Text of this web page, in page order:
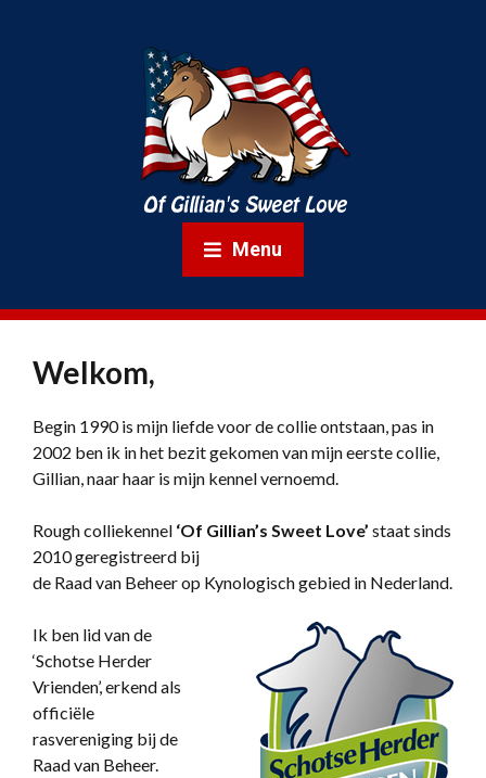
Menu
Welkom,
Begin 1990 is mijn liefde voor de collie ontstaan, pas in
2002 ben ik in het bezit gekomen van mijn eerste collie,
Gillian, naar haar is mijn kennel vernoemd.
Rough colliekennel ‘Of Gillian’s Sweet Love’ staat sinds
2010 geregistreerd bij
de Raad van Beheer op Kynologisch gebied in Nederland.
Ik ben lid van de
‘Schotse Herder
Vrienden’, erkend als
officiële
rasvereniging bij de
Raad van Beheer.